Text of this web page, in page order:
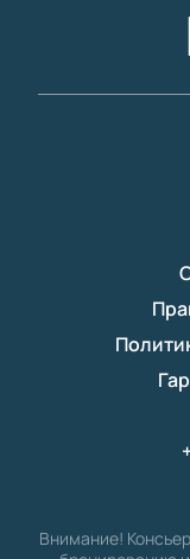
Внимание!